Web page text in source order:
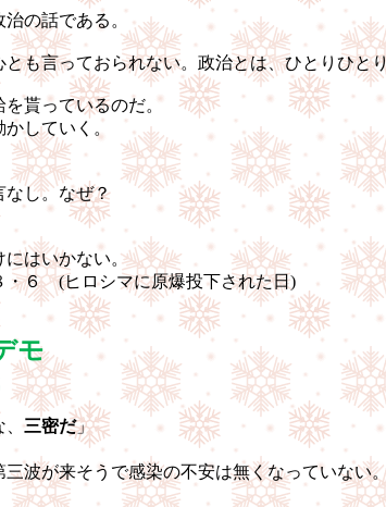
の話である。
言っておられない。政治とは、ひとりひと
貰っているのだ。
していく。
なし。なぜ？
にはいかない。
(ヒロシマに原爆投下された日)
モ
、三密だ」
波が来そうで感染の不安は無くなっていない